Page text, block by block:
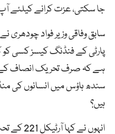
جا سکتی، عزت کرانے کیلئے آپ
سابق وفاقی وزیر فواد چودھری
پارٹی کے فنڈنگ کیسز کسی کو
ہے کہ صرف تحریک انصاف کے
سندھ ہاؤس میں انسانوں کی
ہیں؟
انہوں نے